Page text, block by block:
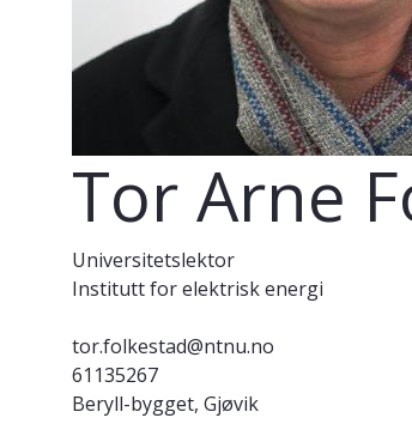
Tor Arne
Universitetslektor
Institutt for elektrisk energi
tor.folkestad@ntnu.no
61135267
Beryll-bygget, Gjøvik